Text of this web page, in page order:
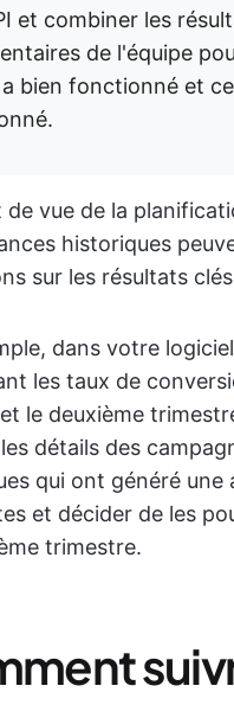
et combiner les
de l'équipe
bien fonctionné et
de vue de la
historiques
sur les résultats
dans votre
les taux de
le deuxième
détails des
qui ont généré une
et décider de les
trimestre.